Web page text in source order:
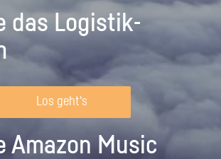
das Logistik­
Los geht's
Amazon Music